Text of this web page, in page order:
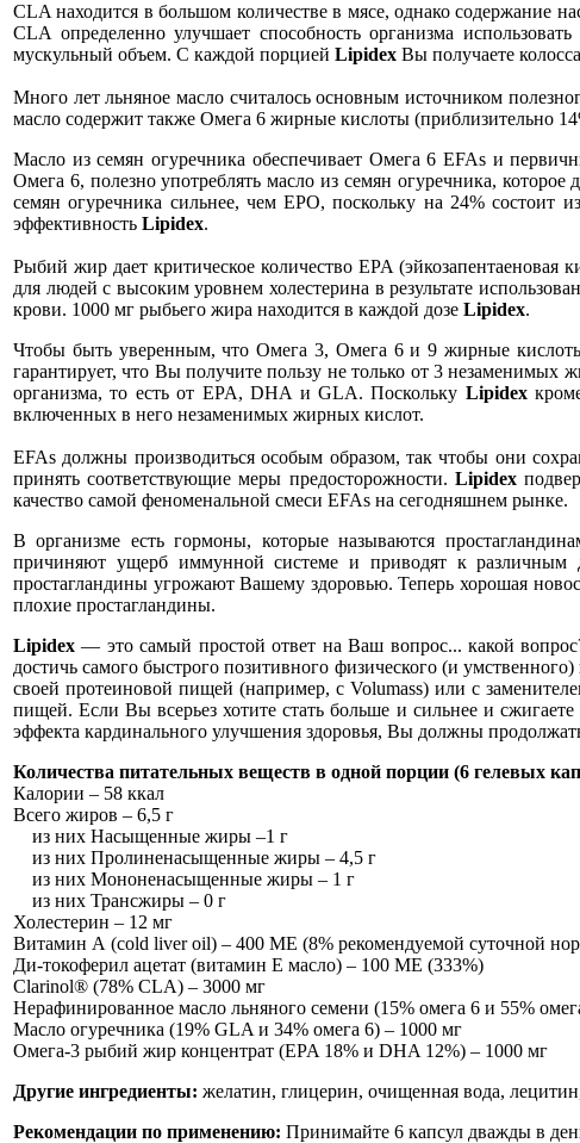
CLA находится в большом количестве в мясе, однако содержание
CLA определенно улучшает способность организма
мускульный объем. С каждой порцией Lipidex Вы получаете
Много лет льняное масло считалось основным источником
масло содержит также Омега 6 жирные кислоты (приблизительно
Масло из семян огуречника обеспечивает Омега 6 EFAs и
Омега 6, полезно употреблять масло из семян огуречника,
семян огуречника сильнее, чем EPO, поскольку на 24%
эффективность Lipidex.
Рыбий жир дает критическое количество EPA
для людей с высоким уровнем холестерина в результате
крови. 1000 мг рыбьего жира находится в каждой дозе Lipidex.
Чтобы быть уверенным, что Омега 3, Омега 6 и 9 жирные
гарантирует, что Вы получите пользу не только от 3
организма, то есть от EPA, DHA и GLA. Поскольку Lipidex
включенных в него незаменимых жирных кислот.
EFAs должны производиться особым образом, так чтобы они
принять соответствующие меры предосторожности. Lipidex
качество самой феноменальной смеси EFAs на сегодняшнем рынке.
В организме есть гормоны, которые называются
причиняют ущерб иммунной системе и приводят к
простагландины угрожают Вашему здоровью. Теперь хорошая
плохие простагландины.
Lipidex — это самый простой ответ на Ваш вопрос... какой
достичь самого быстрого позитивного физического (и
своей протеиновой пищей (например, с Volumass) или с
пищей. Если Вы всерьез хотите стать больше и сильнее и
эффекта кардинального улучшения здоровья, Вы должны
Количества питательных веществ в одной порции (6 гелевых
Калории – 58 ккал
Всего жиров – 6,5 г
из них Насыщенные жиры –1 г
из них Пролиненасыщенные жиры – 4,5 г
из них Мононенасыщенные жиры – 1 г
из них Трансжиры – 0 г
Холестерин – 12 мг
Витамин А (cold liver oil) – 400 МЕ (8% рекомендуемой суточной
Ди-токоферил ацетат (витамин E масло) – 100 МЕ (333%)
Clarinol® (78% CLA) – 3000 мг
Нерафинированное масло льняного семени (15% омега 6 и 55%
Масло огуречника (19% GLA и 34% омега 6) – 1000 мг
Омега-3 рыбий жир концентрат (EPA 18% и DHA 12%) – 1000 мг
Другие ингредиенты: желатин, глицерин, очищенная вода,
Рекомендации по применению: Принимайте 6 капсул дважды в